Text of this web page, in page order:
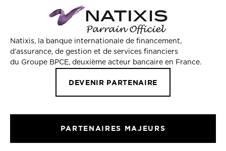
Natixis, la banque internationale de financement,
d’assurance, de gestion et de services financiers
du Groupe BPCE, deuxième acteur bancaire en France.
DEVENIR PARTENAIRE
PARTENAIRES MAJEURS